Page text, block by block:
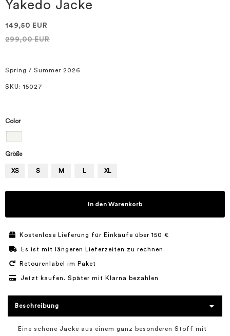
Yakedo Jacke
149,50 EUR
299,00 EUR
Spring / Summer 2026
SKU : 15027
Color
Größe
XS S M L XL
In den Warenkorb
Kostenlose Lieferung für Einkäufe über 150 €
Es ist mit längeren Lieferzeiten zu rechnen.
Retourenlabel im Paket
Jetzt kaufen. Später mit Klarna bezahlen
Beschreibung
Eine schöne Jacke aus einem ganz besonderen Stoff mit